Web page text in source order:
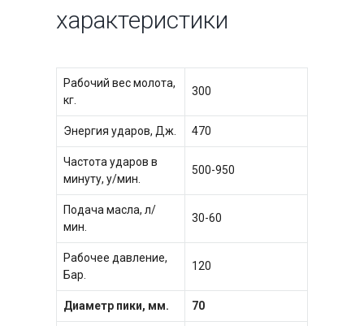
характеристики
Рабочий вес молота,
кг.
300
Энергия ударов, Дж. 470
Частота ударов в
минуту, у/мин.
500-950
Подача масла, л/
мин.
30-60
Рабочее давление,
Бар.
120
Диаметр пики, мм. 70